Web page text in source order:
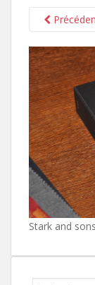
Stark and